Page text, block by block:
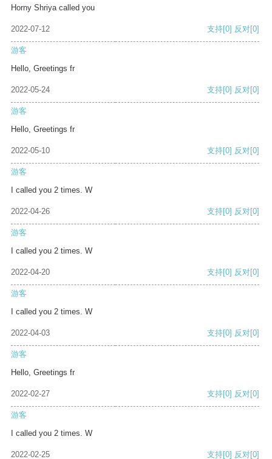
Horny Shriya called you
2022-07-12 支持[0] 反对[0]
游客
Hello, Greetings fr
2022-05-24 支持[0] 反对[0]
游客
Hello, Greetings fr
2022-05-10 支持[0] 反对[0]
游客
I called you 2 times. W
2022-04-26 支持[0] 反对[0]
游客
I called you 2 times. W
2022-04-20 支持[0] 反对[0]
游客
I called you 2 times. W
2022-04-03 支持[0] 反对[0]
游客
Hello, Greetings fr
2022-02-27 支持[0] 反对[0]
游客
I called you 2 times. W
2022-02-25 支持[0] 反对[0]